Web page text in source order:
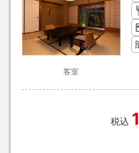
客室
税込